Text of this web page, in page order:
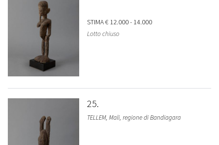
STIMA€ 12.000 - 14.000
Lotto chiuso
25
TELLEM, Mali, regione di Bandiagara